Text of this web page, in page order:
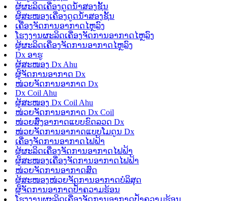
ຜູ້ຜະລິດເຄື່ອງດູດນ້ຳສອງຊັ້ນ
ຜູ້ສະໜອງເຄື່ອງດູດນ້ຳສອງຊັ້ນ
ເຄື່ອງຈັດການອາກາດໄຫຼລົງ
ໂຮງງານຜະລິດເຄື່ອງຈັດການອາກາດໄຫຼລົງ
ຜູ້ຜະລິດເຄື່ອງຈັດການອາກາດໄຫຼລົງ
Dx ອາຮູ
ຜູ້ສະໜອງ Dx Ahu
ຜູ້ຈັດການອາກາດ Dx
ໜ່ວຍຈັດການອາກາດ Dx
Dx Coil Ahu
ຜູ້ສະໜອງ Dx Coil Ahu
ໜ່ວຍຈັດການອາກາດ Dx Coil
ໜ່ວຍສົ່ງອາກາດແບບຂົດລວດ Dx
ໜ່ວຍຈັດການອາກາດແບບໂມດູນ Dx
ເຄື່ອງຈັດການອາກາດໄຟຟ້າ
ຜູ້ຜະລິດເຄື່ອງຈັດການອາກາດໄຟຟ້າ
ຜູ້ສະໜອງເຄື່ອງຈັດການອາກາດໄຟຟ້າ
ໜ່ວຍຈັດການອາກາດສົດ
ຜູ້ສະໜອງໜ່ວຍຈັດການອາກາດບໍລິສຸດ
ຜູ້ຈັດການອາກາດປ້ຳຄວາມຮ້ອນ